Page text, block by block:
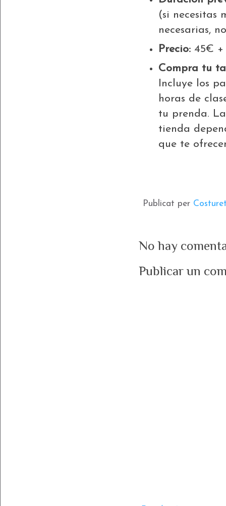
(si necesitas
necesarias,
Precio:45€ +
Compra tu
Incluye los
horas de
tu prenda.
tienda
que te
Publicat per
No hay
Publicar un